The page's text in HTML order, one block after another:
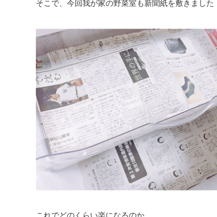
そこで、今回我が家の野菜室も新聞紙を敷きました
これでどのくらい楽になるのか